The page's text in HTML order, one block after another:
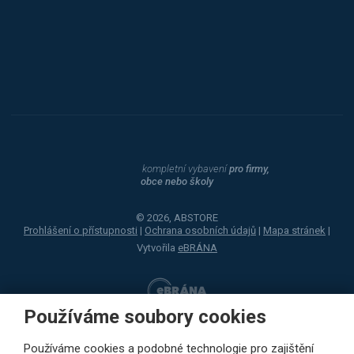
Používáme soubory cookies
Používáme cookies a podobné technologie pro zajištění
kompletní vybavenípro firmy,
obce nebo školy
© 2026, ABSTORE
Prohlášení o přístupnosti | Ochrana osobních údajů | Mapa stránek |
Vytvořila eBRÁNA